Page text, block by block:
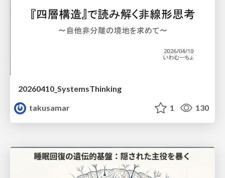
20260410_SystemsThinking
takusamar
1 130